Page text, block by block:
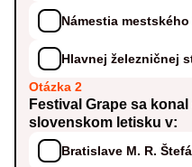
Námestia
Hlavnej železničnej
Otázka 2
Festival Grape sa
slovenskom letisku v:
Bratislave M. R.